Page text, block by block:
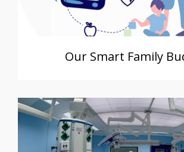
Our Smart Family